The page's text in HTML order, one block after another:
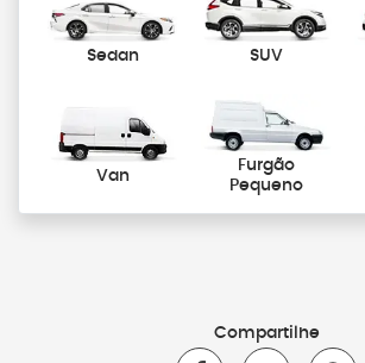
Sedan SUV
Van
Furgão
Pequeno
Compartilhe